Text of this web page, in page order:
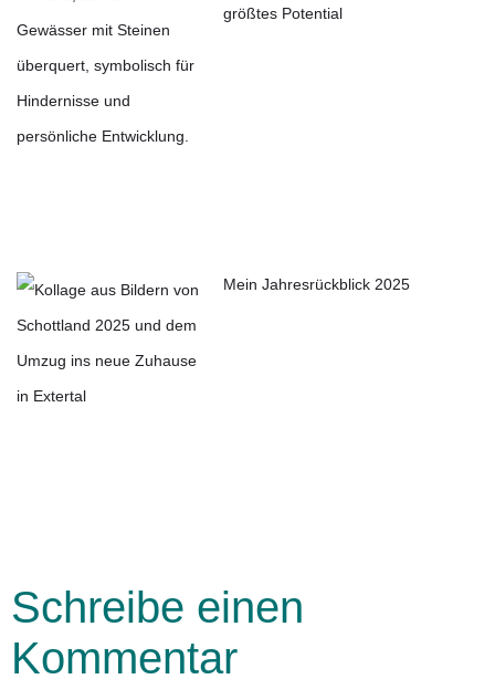
größtes Potential
Mein Jahresrückblick 2025
Schreibe einen
Kommentar